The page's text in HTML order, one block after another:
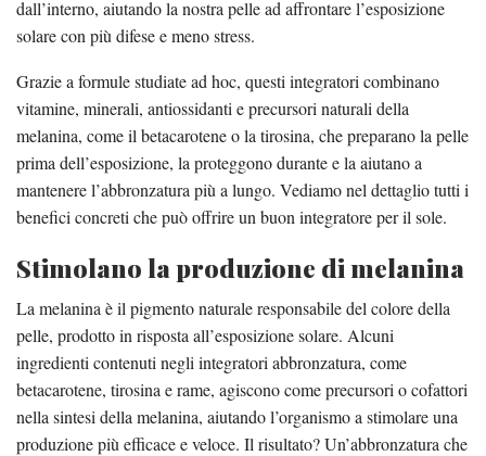
dall’interno, aiutando la nostra pelle ad affrontare l’esposizione
solare con più difese e meno stress.
Grazie a formule studiate ad hoc, questi integratori combinano
vitamine, minerali, antiossidanti e precursori naturali della
melanina, come il betacarotene o la tirosina, che preparano la pelle
prima dell’esposizione, la proteggono durante e la aiutano a
mantenere l’abbronzatura più a lungo. Vediamo nel dettaglio tutti i
benefici concreti che può offrire un buon integratore per il sole.
Stimolano la produzione di melanina
La melanina è il pigmento naturale responsabile del colore della
pelle, prodotto in risposta all’esposizione solare. Alcuni
ingredienti contenuti negli integratori abbronzatura, come
betacarotene, tirosina e rame, agiscono come precursori o cofattori
nella sintesi della melanina, aiutando l’organismo a stimolare una
produzione più efficace e veloce. Il risultato? Un’abbronzatura che